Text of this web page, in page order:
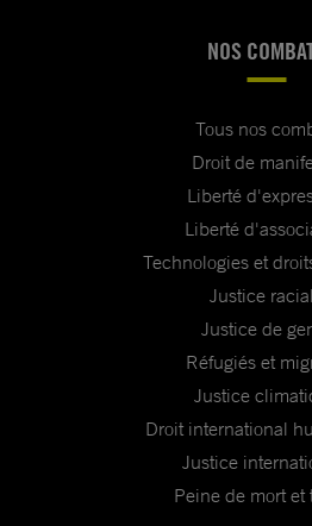
NOS
Tous nos
Droit de
Liberté
Liberté
Technologies et
Justice
Justice de
Réfugiés et
Justice
Droit international
Justice
Peine de mort et